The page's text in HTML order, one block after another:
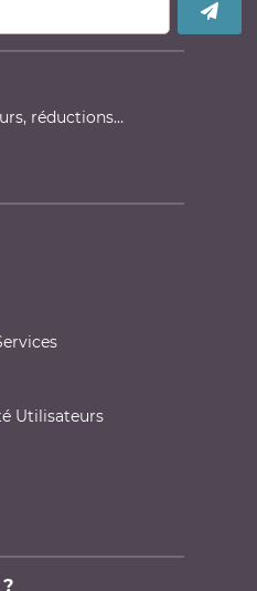
réductions…
Utilisateurs